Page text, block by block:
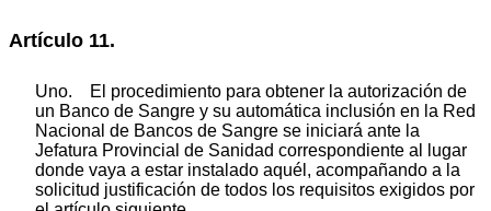
Artículo 11.
Uno. El procedimiento para obtener la autorización de
un Banco de Sangre y su automática inclusión en la Red
Nacional de Bancos de Sangre se iniciará ante la
Jefatura Provincial de Sanidad correspondiente al lugar
donde vaya a estar instalado aquél, acompañando a la
solicitud justificación de todos los requisitos exigidos por